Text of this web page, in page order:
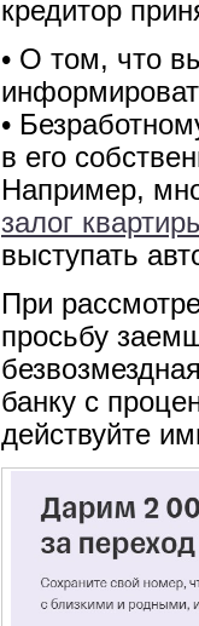
кредитор
• О том, что
•
в его
Например,
залог
выступать
При
просьбу
банку с
действуйте